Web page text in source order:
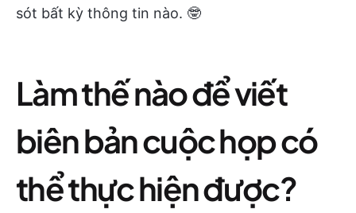
sót bất kỳ thông tin nào. 🤓
Làm thế nào để viết
biên bản cuộc họp có
thể thực hiện được?